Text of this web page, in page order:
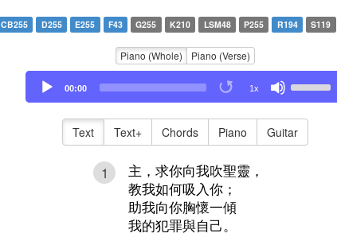
CB255 D255 E255 F43 G255 K210 LSM48 P255 R194 S119
Piano (Whole) Piano (Verse)
Audio
Player
00:00 1x
Up/Down
to
Text Text+ Chords Piano Guitar
1
主，求你向我吹聖靈，
教我如何吸入你；
助我向你胸懷一傾
我的犯罪與自己。